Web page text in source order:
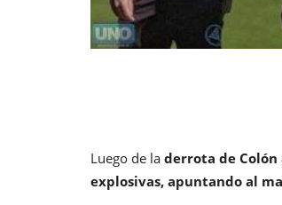
Luego de la derrota de
explosivas, apuntando al